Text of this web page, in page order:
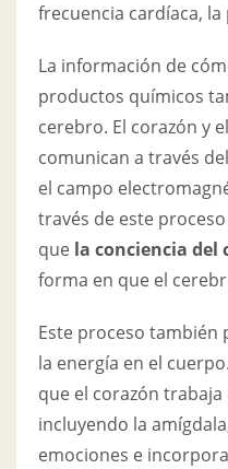
frecuencia cardíaca,
La información de
productos químicos
cerebro. El corazón y
comunican a través
el campo
través de este
que la conciencia del
forma en que el
Este proceso también
la energía en el
que el corazón
incluyendo la
emociones e